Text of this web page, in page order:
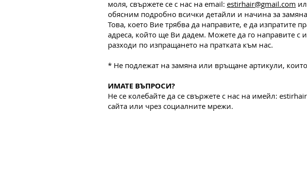
моля, свържете се с нас на email: estirhair@gmail.com
обясним подробно всички детайли и начина за
Това, което Вие трябва да направите, е да изпратите
адреса, който ще Ви дадем. Можете да го направите с
разходи по изпращането на пратката към нас.
* Не подлежат на замяна или връщане артикули,
ИМАТЕ ВЪПРОСИ?
Не се колебайте да се свържете с нас на имейл:
сайта или чрез социалните мрежи.